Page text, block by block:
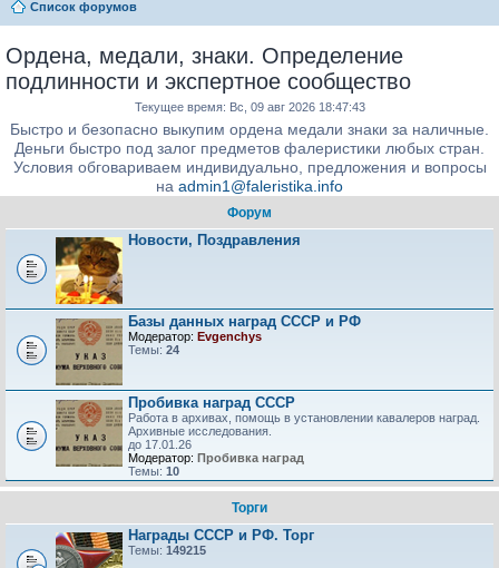
Список форумов
Ордена, медали, знаки. Определение
подлинности и экспертное сообщество
Текущее время: Вс, 09 авг 2026 18:47:43
Быстро и безопасно выкупим ордена медали знаки за наличные.
Деньги быстро под залог предметов фалеристики любых стран.
Условия обговариваем индивидуально, предложения и вопросы
на admin1@faleristika.info
Форум
Новости, Поздравления
Базы данных наград СССР и РФ
Модератор: Evgenchys
Темы: 24
Пробивка наград СССР
Работа в архивах, помощь в установлении кавалеров наград.
Архивные исследования.
до 17.01.26
Модератор: Пробивка наград
Темы: 10
Торги
Награды СССР и РФ. Торг
Темы: 149215